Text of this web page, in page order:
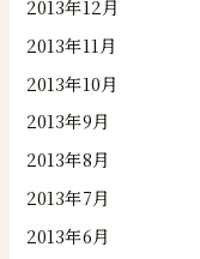
2013年12月
2013年11月
2013年10月
2013年9月
2013年8月
2013年7月
2013年6月